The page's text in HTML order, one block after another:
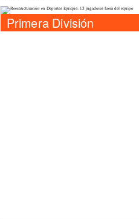
Primera División